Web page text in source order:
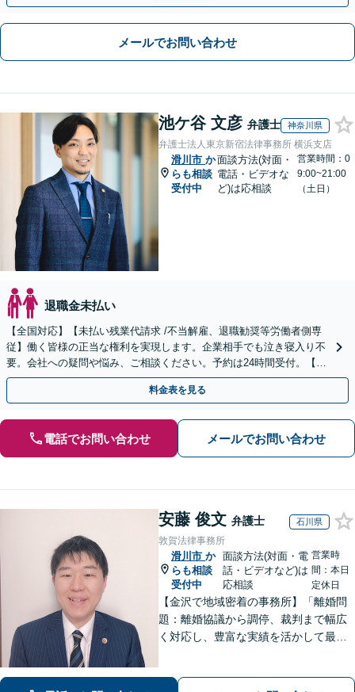
メールでお問い合わせ
池ケ谷 文彦 弁護士 神奈川県
弁護士法人東京新宿法律事務所 横浜支店
滑川市 か
らも相談
受付中
面談方法(対面・
電話・ビデオな
ど)は応相談
営業時間：0
9:00~21:00
（土日）
退職金未払い
【全国対応】【未払い残業代請求 /不当解雇、退職勧奨等労働者側専
従】働く皆様の正当な権利を実現します。企業相手でも泣き寝入り不
要。会社への疑問や悩み、ご相談ください。予約は24時間受付。【初
回面談無料】【夜間・休日対応可】
料金表を見る
電話でお問い合わせ メールでお問い合わせ
安藤 俊文 弁護士 石川県
敦賀法律事務所
滑川市 か
らも相談
受付中
面談方法(対面・電
話・ビデオなど)は
応相談
営業時
間：本日
定休日
【金沢で地域密着の事務所】「離婚問
題：離婚協議から調停、裁判まで幅広
く対応し、豊富な実績を活かして最適
ることで賠償金の大幅な増額が実現で